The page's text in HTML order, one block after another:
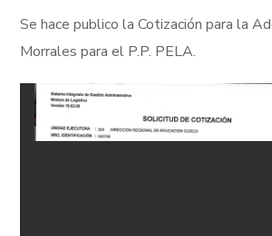
Se hace publico la Cotización para la
Morrales para el P.P. PELA.